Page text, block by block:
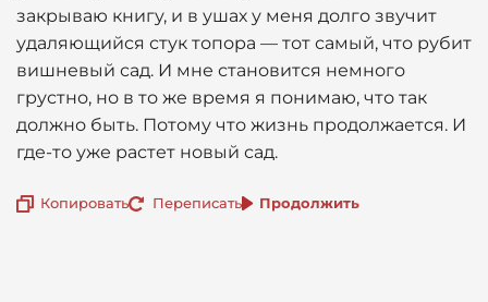
закрываю книгу, и в ушах у меня долго звучит
удаляющийся стук топора — тот самый, что рубит
вишневый сад. И мне становится немного
грустно, но в то же время я понимаю, что так
должно быть. Потому что жизнь продолжается. И
где-то уже растет новый сад.
Копировать Переписать Продолжить